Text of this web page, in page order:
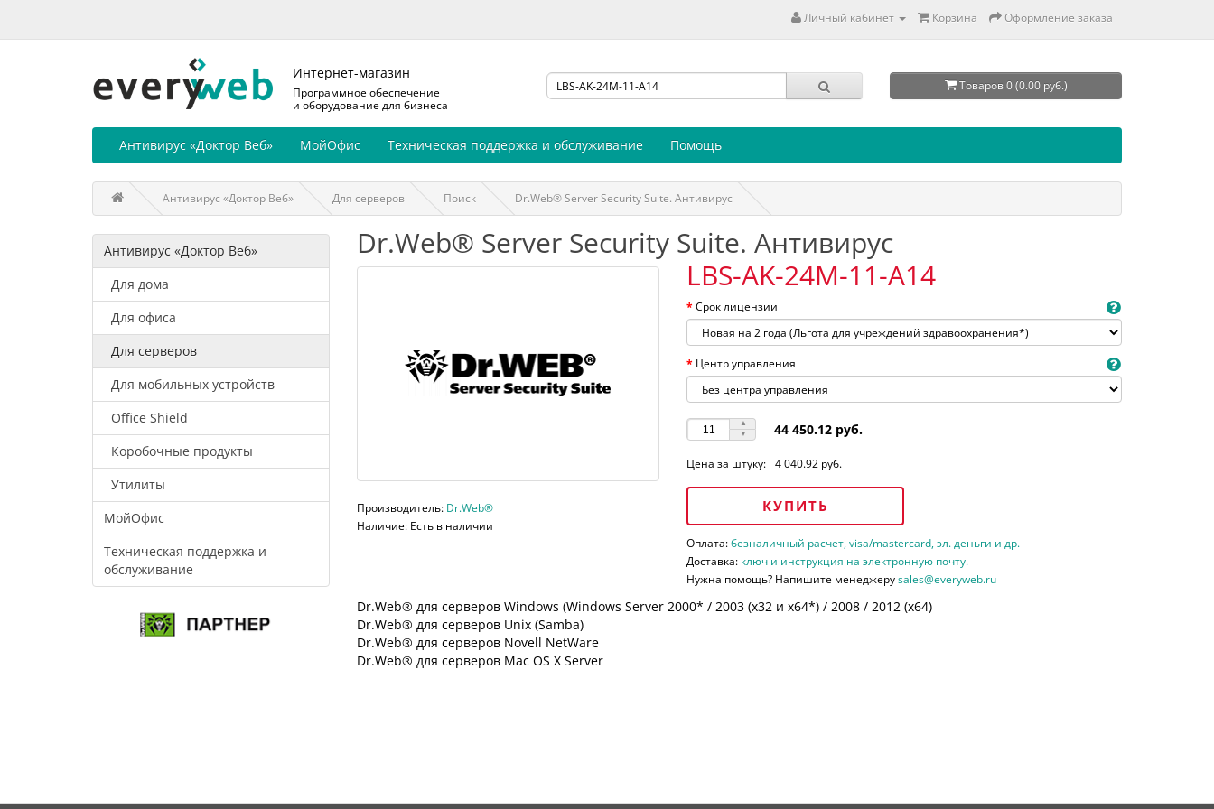
Личный кабинет Корзина Оформление заказа
Интернет-магазин
Программное обеспечение
и оборудование для бизнеса
Товаров 0 (0.00 руб.)
Антивирус «Доктор Веб» МойОфис Техническая поддержка и обслуживание Помощь
Антивирус «Доктор Веб» Для серверов Поиск Dr.Web® Server Security Suite. Антивирус
Антивирус «Доктор Веб»
Для дома
Для офиса
Для серверов
Для мобильных устройств
Office Shield
Коробочные продукты
Утилиты
МойОфис
Техническая поддержка и
обслуживание
Dr.Web® Server Security Suite. Антивирус
Производитель: Dr.Web®
Наличие: Есть в наличии
LBS-AK-24M-11-A14
Срок лицензии
Центр управления
44 450.12 руб.
Цена за штуку: 4 040.92 руб.
КУПИТЬ
Оплата:безналичный расчет, visa/mastercard, эл. деньги и др.
Доставка: ключ и инструкция на электронную почту.
Нужна помощь? Напишите менеджеруsales@everyweb.ru
Dr.Web® для серверов Windows (Windows Server 2000* / 2003 (х32 и х64*) / 2008 / 2012 (х64)
Dr.Web® для серверов Unix (Samba)
Dr.Web® для серверов Novell NetWare
Dr.Web® для серверов Mac OS X Server